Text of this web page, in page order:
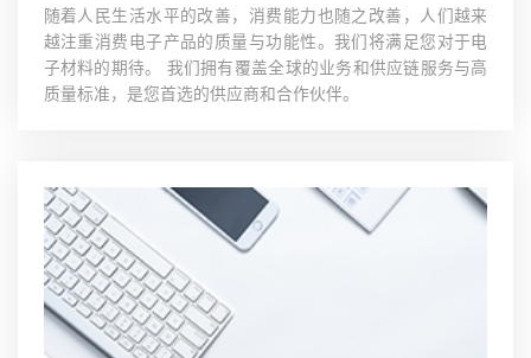
随着人民生活水平的改善，消费能力也随之改善，人们越来
越注重消费电子产品的质量与功能性。我们将满足您对于电
子材料的期待。 我们拥有覆盖全球的业务和供应链服务与高
质量标准，是您首选的供应商和合作伙伴。